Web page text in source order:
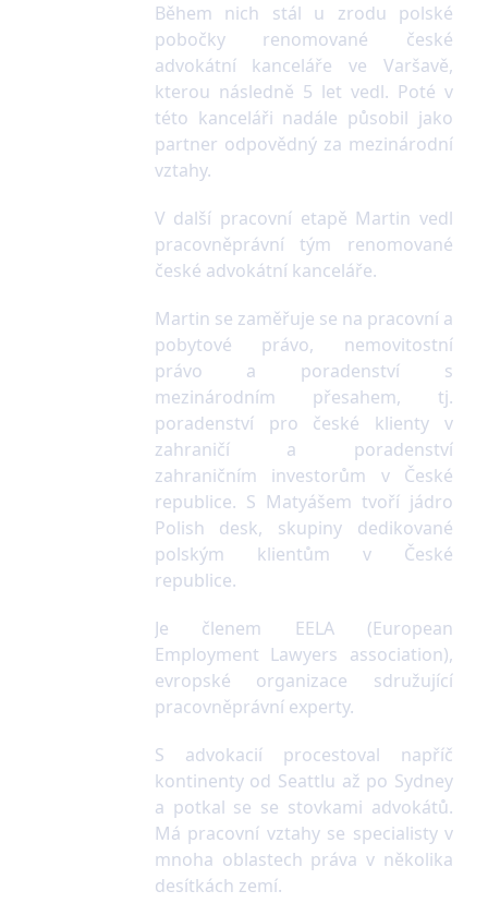
Během nich stál u zrodu polské
pobočky renomované české
advokátní kanceláře ve Varšavě,
kterou následně 5 let vedl. Poté v
této kanceláři nadále působil jako
partner odpovědný za mezinárodní
vztahy.
V další pracovní etapě Martin vedl
pracovněprávní tým renomované
české advokátní kanceláře.
Martin se zaměřuje se na pracovní a
pobytové právo, nemovitostní
právo a poradenství s
mezinárodním přesahem, tj.
poradenství pro české klienty v
zahraničí a poradenství
zahraničním investorům v České
republice. S Matyášem tvoří jádro
Polish desk, skupiny dedikované
polským klientům v České
republice.
Je členem EELA (European
Employment Lawyers association),
evropské organizace sdružující
pracovněprávní experty.
S advokacií procestoval napříč
kontinenty od Seattlu až po Sydney
a potkal se se stovkami advokátů.
Má pracovní vztahy se specialisty v
mnoha oblastech práva v několika
desítkách zemí.